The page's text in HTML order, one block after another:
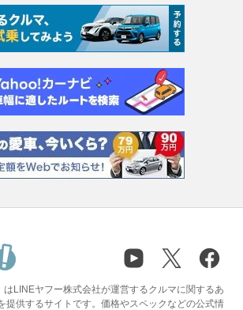
LINEヤフー株式会社が運営するクルマに関するあ
提供するサイトです。価格やスペックなどの公式情